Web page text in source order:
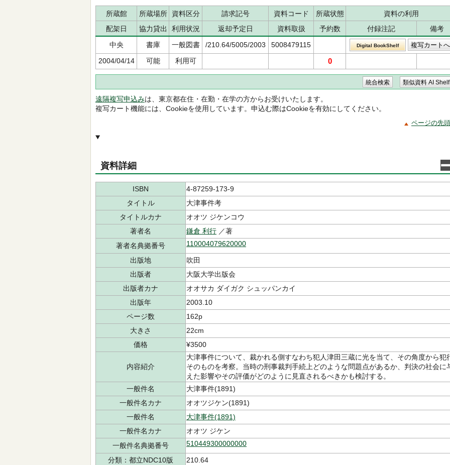
所蔵館 所蔵場所 資料区分 請求記号 資料コード 所蔵状態
資料の利用
配架日
協力貸出 利用状況 返却予定日 資料取扱 予約数 付録注記
備考
中央
書庫 一般図書 /210.64/5005/2003 5008479115 Digital BookShelf
2004/04/14 可能 利用可 0
遠隔複写申込みは、東京都在住・在勤・在学の方からお受けいたします。
複写カート機能には、Cookieを使用しています。申込む際はCookieを有効にしてください。
ページの先
資料詳細
ISBN
4-87259-173-9
タイトル
大津事件考
タイトルカナ
オオツ ジケンコウ
著者名
鎌倉 利行 ／著
著者名典拠番号
110004079620000
出版地
吹田
出版者
大阪大学出版会
出版者カナ
オオサカ ダイガク シュッパンカイ
出版年
2003.10
ページ数
162p
大きさ
22cm
価格
¥3500
内容紹介
大津事件について、裁かれる側すなわち犯人津田三蔵に光を当て、その角度から犯
そのものを考察。当時の刑事裁判手続上どのような問題点があるか、判決の社会に
えた影響やその評価がどのように見直されるべきかも検討する。
一般件名
大津事件(1891)
一般件名カナ
オオツジケン(1891)
一般件名
大津事件(1891)
一般件名カナ
オオツ ジケン
一般件名典拠番号
510449300000000
分類：都立NDC10版 210.64